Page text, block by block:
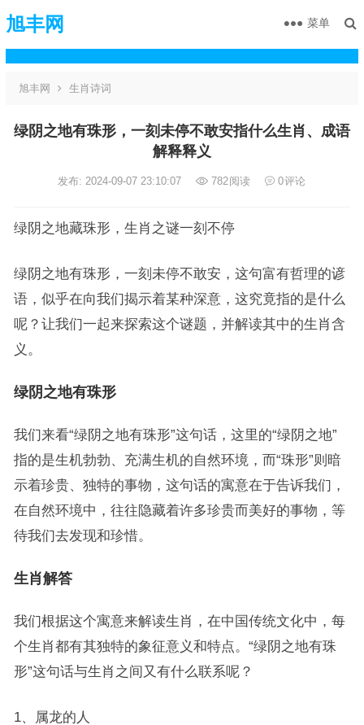
旭丰网 菜单
旭丰网 生肖诗词
绿阴之地有珠形，一刻未停不敢安指什么生肖、成语
解释释义
发布: 2024-09-07 23:10:07 782阅读 0评论
绿阴之地藏珠形，生肖之谜一刻不停
绿阴之地有珠形，一刻未停不敢安，这句富有哲理的谚
语，似乎在向我们揭示着某种深意，这究竟指的是什么
呢？让我们一起来探索这个谜题，并解读其中的生肖含
义。
绿阴之地有珠形
我们来看“绿阴之地有珠形”这句话，这里的“绿阴之地”
指的是生机勃勃、充满生机的自然环境，而“珠形”则暗
示着珍贵、独特的事物，这句话的寓意在于告诉我们，
在自然环境中，往往隐藏着许多珍贵而美好的事物，等
待我们去发现和珍惜。
生肖解答
我们根据这个寓意来解读生肖，在中国传统文化中，每
个生肖都有其独特的象征意义和特点。“绿阴之地有珠
形”这句话与生肖之间又有什么联系呢？
1、属龙的人